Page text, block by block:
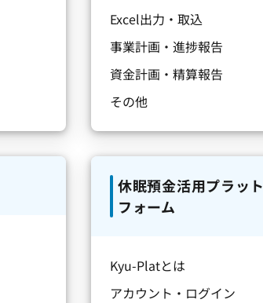
Excel出力・取込
事業計画・進捗報告
資金計画・精算報告
その他
休眠預金活用プラット
フォーム
Kyu-Platとは
アカウント・ログイン